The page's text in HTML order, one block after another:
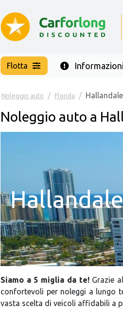
Flotta Informazioni
Noleggio auto Florida
Noleggio auto a
Siamo a 5 miglia da te!Grazie
confortevoli per noleggi a lungo
vasta scelta di veicoli affidabili a